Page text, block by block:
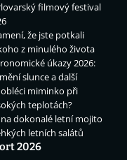
filmový festival
že jste potkali
z minulého života
úkazy 2026:
slunce a další
obléci miminko při
teplotách?
na dokonalé letní mojito
letních salátů
2026